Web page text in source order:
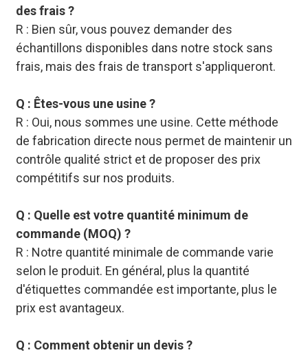
des frais ?
R : Bien sûr, vous pouvez demander des
échantillons disponibles dans notre stock sans
frais, mais des frais de transport s'appliqueront.
Q : Êtes-vous une usine ?
R : Oui, nous sommes une usine. Cette méthode
de fabrication directe nous permet de maintenir un
contrôle qualité strict et de proposer des prix
compétitifs sur nos produits.
Q : Quelle est votre quantité minimum de
commande (MOQ) ?
R : Notre quantité minimale de commande varie
selon le produit. En général, plus la quantité
d'étiquettes commandée est importante, plus le
prix est avantageux.
Q : Comment obtenir un devis ?